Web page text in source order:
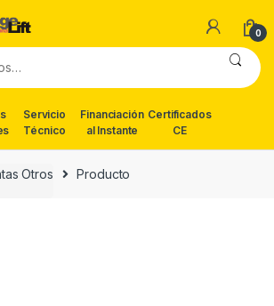
0
Servicio
Técnico
Financiación
al Instante
Certificados
CE
Otros Producto